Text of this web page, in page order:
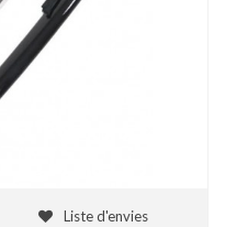
Liste d'envies